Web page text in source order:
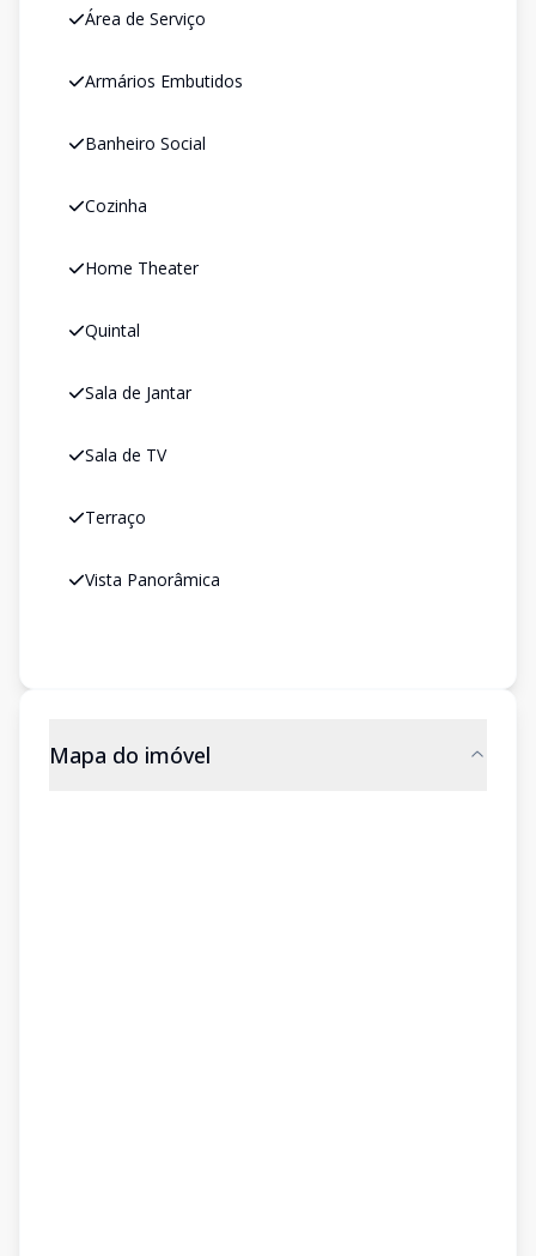
Área de Serviço
Armários Embutidos
Banheiro Social
Cozinha
Home Theater
Quintal
Sala de Jantar
Sala de TV
Terraço
Vista Panorâmica
Mapa do imóvel